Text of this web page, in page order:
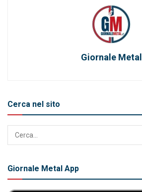
Giornale Metal
Cerca nel sito
Giornale Metal App